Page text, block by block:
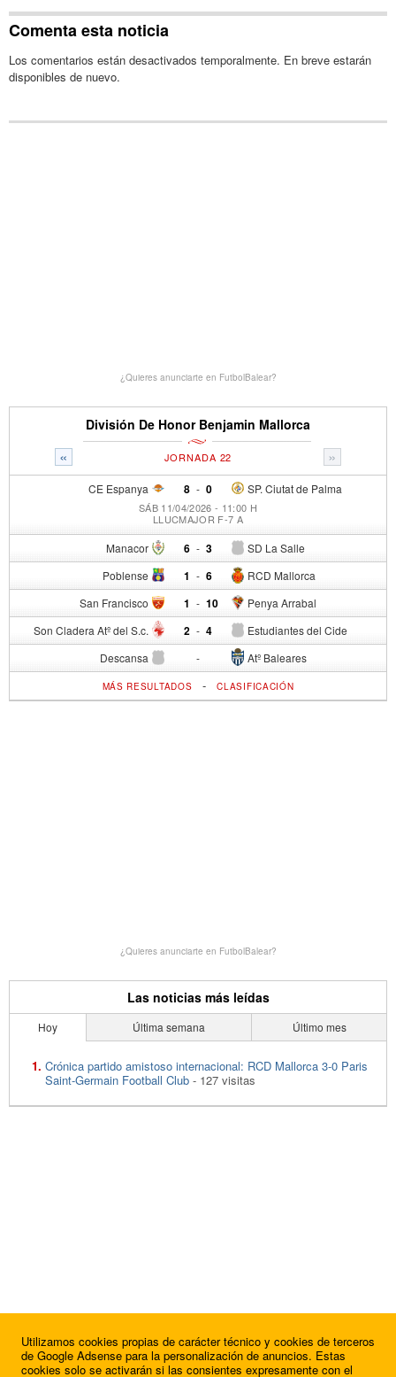
Comenta esta noticia
Los comentarios están desactivados temporalmente. En breve estarán
disponibles de nuevo.
¿Quieres anunciarte en FutbolBalear?
División De Honor Benjamin Mallorca
« »
JORNADA 22
CE Espanya 8 - SP. Ciutat de Palma
0
SÁB 11/04/2026 - 11:00 H
LLUCMAJOR F-7 A
Manacor 6 - SD La Salle
3
Poblense 1 - RCD Mallorca
6
San Francisco 1 - Penya Arrabal
10
Son Cladera Atº del S.c. 2 - Estudiantes del Cide
4
Descansa - Atº Baleares
MÁS RESULTADOS -CLASIFICACIÓN
¿Quieres anunciarte en FutbolBalear?
Las noticias más leídas
Hoy Última semana Último mes
Crónica partido amistoso internacional: RCD Mallorca 3-0 Paris
Saint-Germain Football Club - 127 visitas
Utilizamos cookies propias de carácter técnico y cookies de terceros
de Google Adsense para la personalización de anuncios. Estas
cookies solo se activarán si las consientes expresamente con el